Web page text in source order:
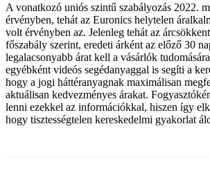
A vonatkozó uniós szintű szabályozás 2022.
érvényben, tehát az Euronics helytelen
volt érvényben az. Jelenleg tehát az
főszabály szerint, eredeti árként az előző 30
legalacsonyabb árat kell a vásárlók
egyébként videós segédanyaggal is segíti a
hogy a jogi háttéranyagnak maximálisan
aktuálisan kedvezményes árakat.
lenni ezekkel az információkkal, hiszen így
hogy tisztességtelen kereskedelmi gyakorlat